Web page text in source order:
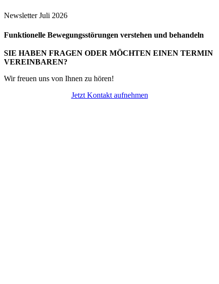
Newsletter Juli 2026
Funktionelle Bewegungsstörungen verstehen und behandeln
SIE HABEN FRAGEN ODER MÖCHTEN EINEN TERMIN
VEREINBAREN?
Wir freuen uns von Ihnen zu hören!
Jetzt Kontakt aufnehmen